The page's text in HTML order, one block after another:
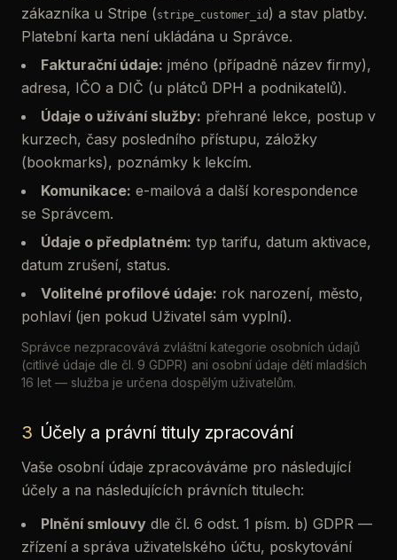
zákazníka u Stripe (stripe_customer_id ) a stav platby.
Platební karta není ukládána u Správce.
Fakturační údaje: jméno (případně název firmy),
adresa, IČO a DIČ (u plátců DPH a podnikatelů).
Údaje o užívání služby: přehrané lekce, postup v
kurzech, časy posledního přístupu, záložky
(bookmarks), poznámky k lekcím.
Komunikace: e-mailová a další korespondence
se Správcem.
Údaje o předplatném: typ tarifu, datum aktivace,
datum zrušení, status.
Volitelné profilové údaje: rok narození, město,
pohlaví (jen pokud Uživatel sám vyplní).
Správce nezpracovává zvláštní kategorie osobních údajů
(citlivé údaje dle čl. 9 GDPR) ani osobní údaje dětí mladších
16 let — služba je určena dospělým uživatelům.
3 Účely a právní tituly zpracování
Vaše osobní údaje zpracováváme pro následující
účely a na následujících právních titulech:
Plnění smlouvy dle čl. 6 odst. 1 písm. b) GDPR —
zřízení a správa uživatelského účtu, poskytování